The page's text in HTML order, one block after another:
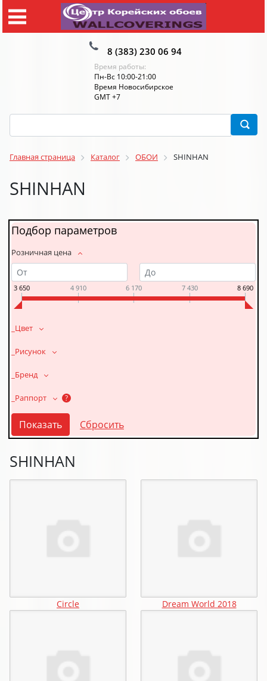
8 (383) 230 06 94
Время работы:
Пн-Вс 10:00-21:00
Время Новосибирское
GMT +7
Главная страница Каталог ОБОИ SHINHAN
SHINHAN
Подбор параметров
Розничная цена
3 650 4 910 6 170 7 430 8 690
_Цвет
_Рисунок
_Бренд
_Раппорт ?
SHINHAN
Circle Dream World 2018